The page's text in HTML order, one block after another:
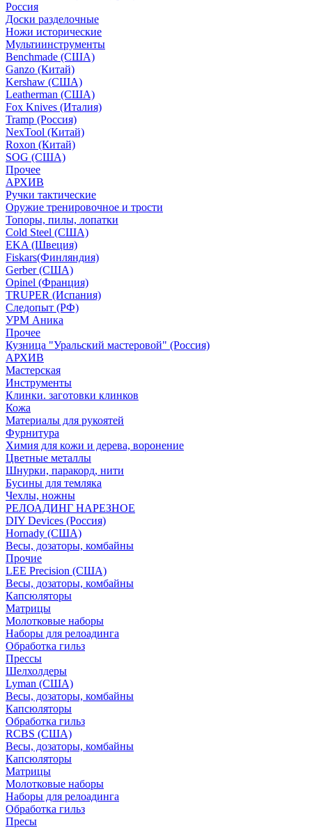
Россия
Доски разделочные
Ножи исторические
Мультиинструменты
Benchmade (США)
Ganzo (Китай)
Kershaw (США)
Leatherman (США)
Fox Knives (Италия)
Tramp (Россия)
NexTool (Китай)
Roxon (Китай)
SOG (США)
Прочее
АРХИВ
Ручки тактические
Оружие тренировочное и трости
Топоры, пилы, лопатки
Cold Steel (США)
EKA (Швеция)
Fiskars(Финляндия)
Gerber (США)
Opinel (Франция)
TRUPER (Испания)
Следопыт (РФ)
УРМ Аника
Прочее
Кузница "Уральский мастеровой" (Россия)
АРХИВ
Мастерская
Инструменты
Клинки. заготовки клинков
Кожа
Материалы для рукоятей
Фурнитура
Химия для кожи и дерева, воронение
Цветные металлы
Шнурки, паракорд, нити
Бусины для темляка
Чехлы, ножны
РЕЛОАДИНГ НАРЕЗНОЕ
DIY Devices (Россия)
Hornady (США)
Весы, дозаторы, комбайны
Прочие
LEE Precision (США)
Весы, дозаторы, комбайны
Капсюляторы
Матрицы
Молотковые наборы
Наборы для релоадинга
Обработка гильз
Преcсы
Шелхолдеры
Lyman (США)
Весы, дозаторы, комбайны
Капсюляторы
Обработка гильз
RCBS (США)
Весы, дозаторы, комбайны
Капсюляторы
Матрицы
Молотковые наборы
Наборы для релоадинга
Обработка гильз
Пресы